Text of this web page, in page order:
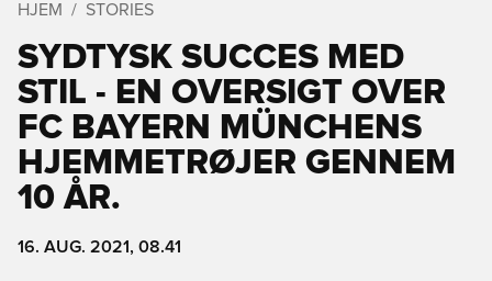
HJEM STORIES
SYDTYSK SUCCES MED
STIL - EN OVERSIGT OVER
FC BAYERN MÜNCHENS
HJEMMETRØJER GENNEM
10 ÅR.
16. AUG. 2021, 08.41